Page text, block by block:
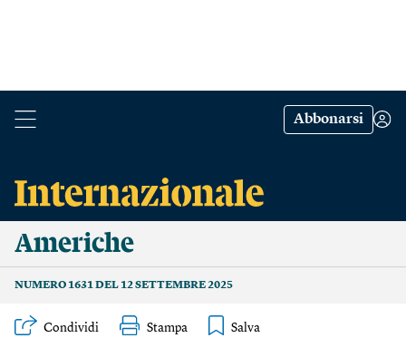
Abbonarsi
Americhe
NUMERO 1631 DEL 12 SETTEMBRE 2025
Condividi Stampa